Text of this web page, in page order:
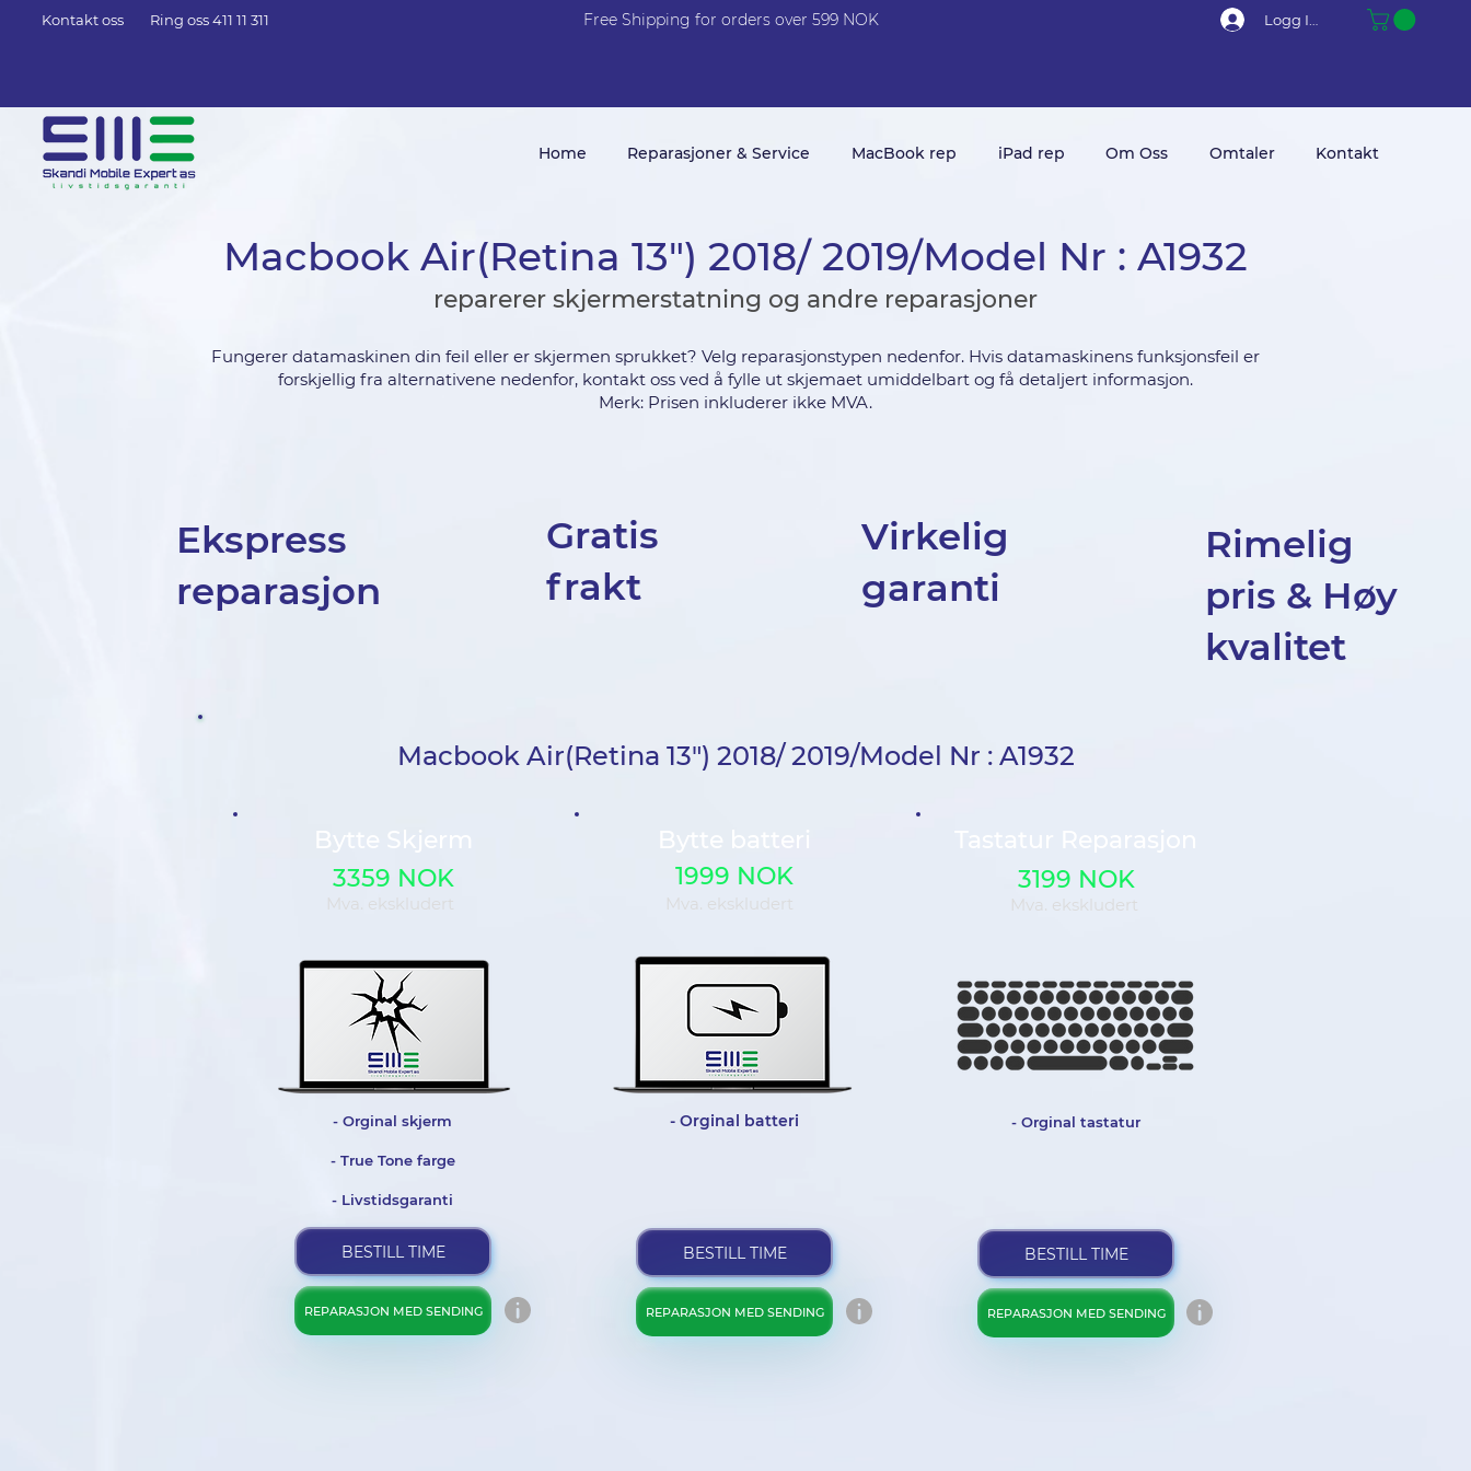
Kontakt oss Ring oss 411 11 311 Free Shipping for orders over 599 NOK Logg Inn
Home Reparasjoner & Service MacBook rep iPad rep Om Oss Omtaler Kontakt
Macbook Air(Retina 13") 2018/ 2019/Model Nr : A1932
reparerer skjermerstatning og andre reparasjoner
Fungerer datamaskinen din feil eller er skjermen sprukket? Velg reparasjonstypen nedenfor. Hvis datamaskinens funksjonsfeil er
forskjellig fra alternativene nedenfor, kontakt oss ved å fylle ut skjemaet umiddelbart og få detaljert informasjon.
Merk: Prisen inkluderer ikke MVA.
Ekspress
reparasjon
Gratis
frakt
Virkelig
garanti
Rimelig
pris & Høy
kvalitet
Macbook Air(Retina 13") 2018/ 2019/Model Nr : A1932
Bytte Skjerm
3359 NOK
Mva. ekskludert
- Orginal skjerm
- True Tone farge
- Livstidsgaranti
BESTILL TIME
REPARASJON MED SENDING
Bytte batteri
1999 NOK
Mva. ekskludert
- Orginal batteri
BESTILL TIME
REPARASJON MED SENDING
Tastatur Reparasjon
3199 NOK
Mva. ekskludert
- Orginal tastatur
BESTILL TIME
REPARASJON MED SENDING